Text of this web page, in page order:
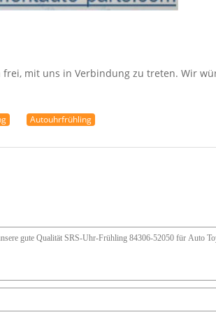
mit uns in Verbindung zu treten. Wir
Autouhrfrühling